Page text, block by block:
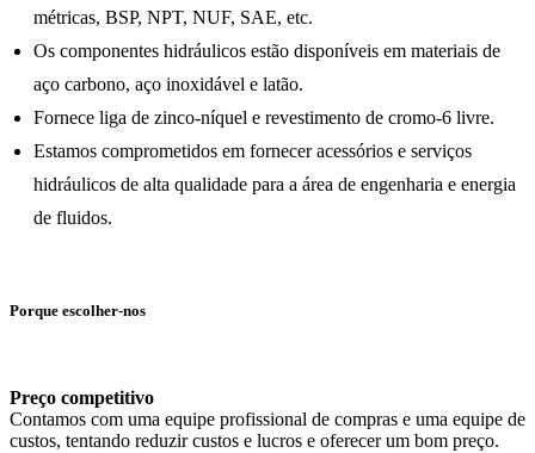
métricas, BSP, NPT, NUF, SAE, etc.
Os componentes hidráulicos estão disponíveis em materiais de
aço carbono, aço inoxidável e latão.
Fornece liga de zinco-níquel e revestimento de cromo-6 livre.
Estamos comprometidos em fornecer acessórios e serviços
hidráulicos de alta qualidade para a área de engenharia e energia
de fluidos.
Porque escolher-nos
Preço competitivo
Contamos com uma equipe profissional de compras e uma equipe de
custos, tentando reduzir custos e lucros e oferecer um bom preço.